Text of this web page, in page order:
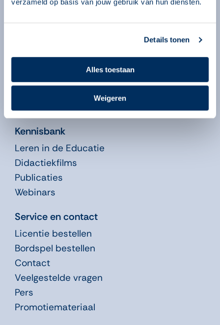
Details tonen
Alles toestaan
Weigeren
Kennisbank
Leren in de Educatie
Didactiekfilms
Publicaties
Webinars
Service en contact
Licentie bestellen
Bordspel bestellen
Contact
Veelgestelde vragen
Pers
Promotiemateriaal